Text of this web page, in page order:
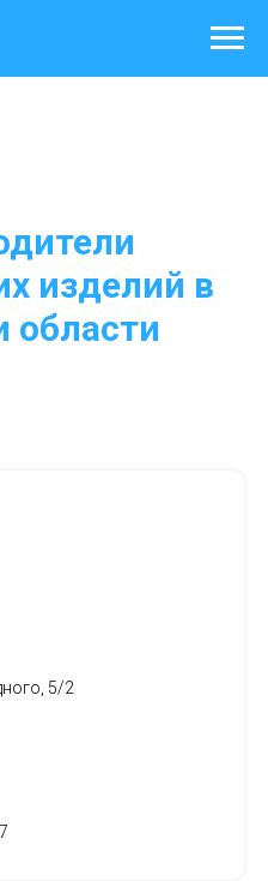
изделий в
5/2